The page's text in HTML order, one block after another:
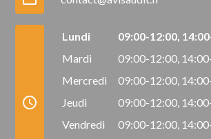
access_time
Lundi 09:00-12:00,
Mardi
09:00-12:00,
Mercredi
09:00-12:00,
Jeudi
09:00-12:00,
Vendredi
09:00-12:00,